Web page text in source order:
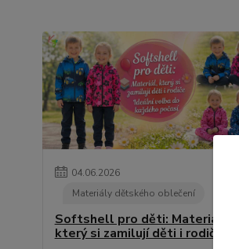
04.06.2026
Materiály dětského oblečení
Softshell pro děti: Materiál,
který si zamilují děti i rodiče